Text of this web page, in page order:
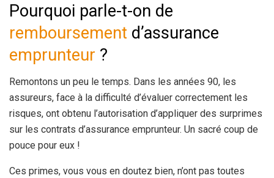
Pourquoi parle-t-on de
remboursement d’assurance
emprunteur ?
Remontons un peu le temps. Dans les années 90, les
assureurs, face à la difficulté d’évaluer correctement les
risques, ont obtenu l’autorisation d’appliquer des surprimes
sur les contrats d’assurance emprunteur. Un sacré coup de
pouce pour eux !
Ces primes, vous vous en doutez bien, n’ont pas toutes